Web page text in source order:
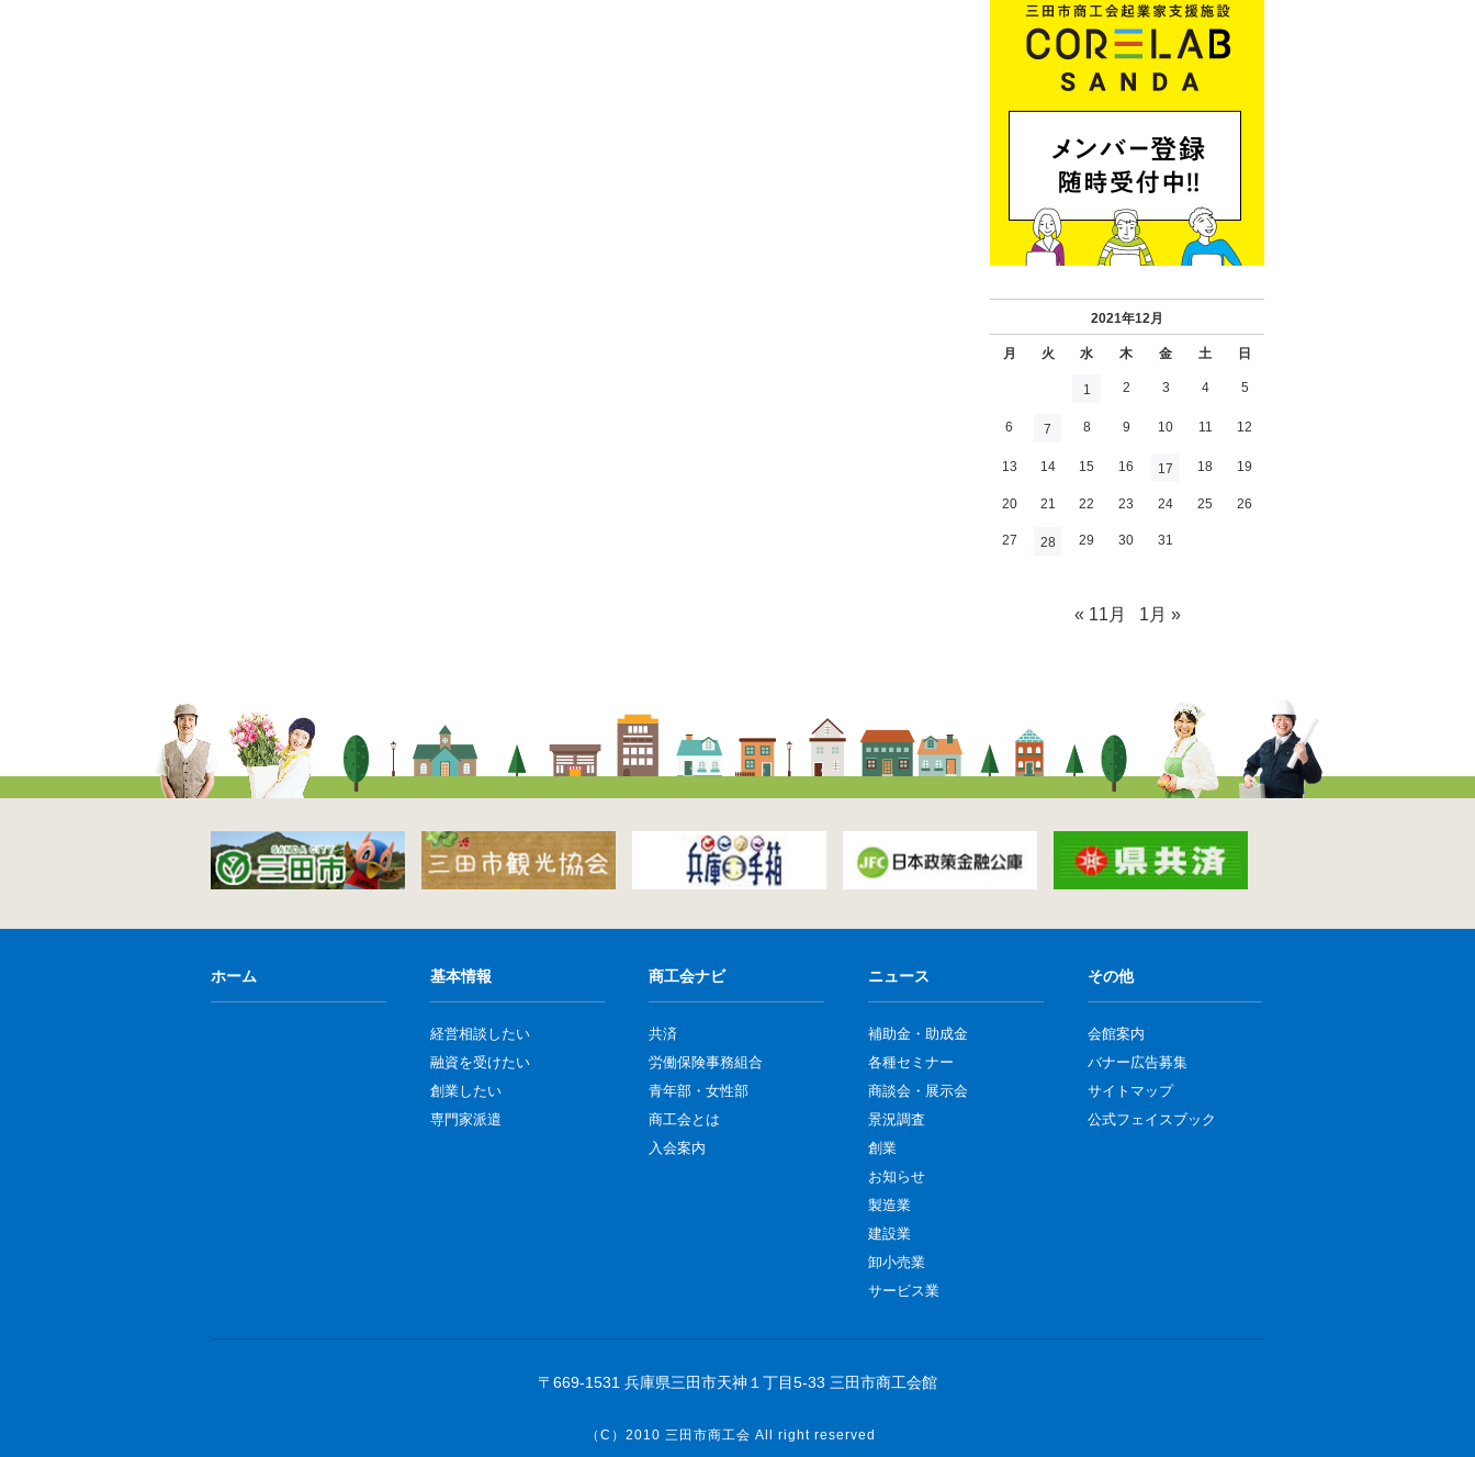
2021年12月
月 火 水 木 金 土 日
1 2 3 4 5
6 7 8 9 10 11 12
13 14 15 16 17 18 19
20 21 22 23 24 25 26
27 28 29 30 31
« 11月 1月 »
ホーム 基本情報
経営相談したい
融資を受けたい
創業したい
専門家派遣
商工会ナビ
共済
労働保険事務組合
青年部・女性部
商工会とは
入会案内
ニュース
補助金・助成金
各種セミナー
商談会・展示会
景況調査
創業
お知らせ
製造業
建設業
卸小売業
サービス業
その他
会館案内
バナー広告募集
サイトマップ
公式フェイスブック
〒669-1531 兵庫県三田市天神１丁目5-33 三田市商工会館
（C）2010 三田市商工会 All right reserved